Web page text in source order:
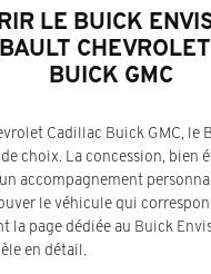
LE BUICK
BUICK GMC
Cadillac Buick GMC, le
choix. La concession, bien
accompagnement
le véhicule qui
la page dédiée au Buick
en détail.